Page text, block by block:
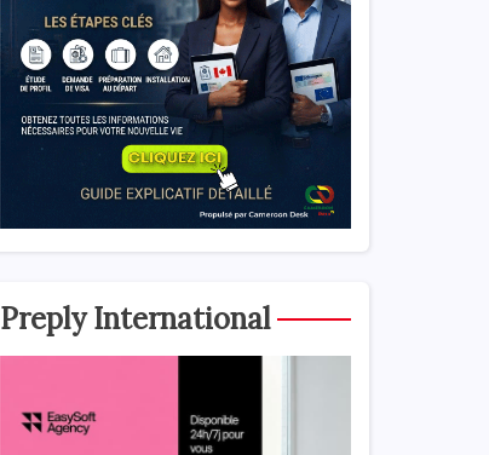
Preply International